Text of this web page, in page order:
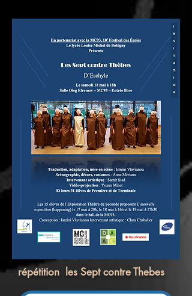
répétition les Sept contre Thebes